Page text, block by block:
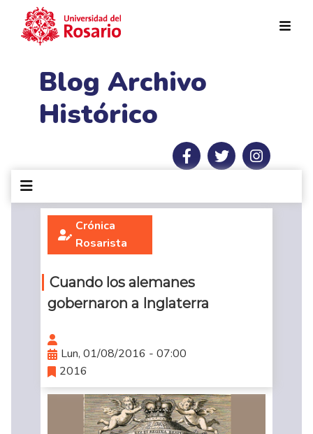
Blog Archivo
Histórico
Crónica
Rosarista
Cuando los alemanes
gobernaron a Inglaterra
Lun, 01/08/2016 - 07:00
2016